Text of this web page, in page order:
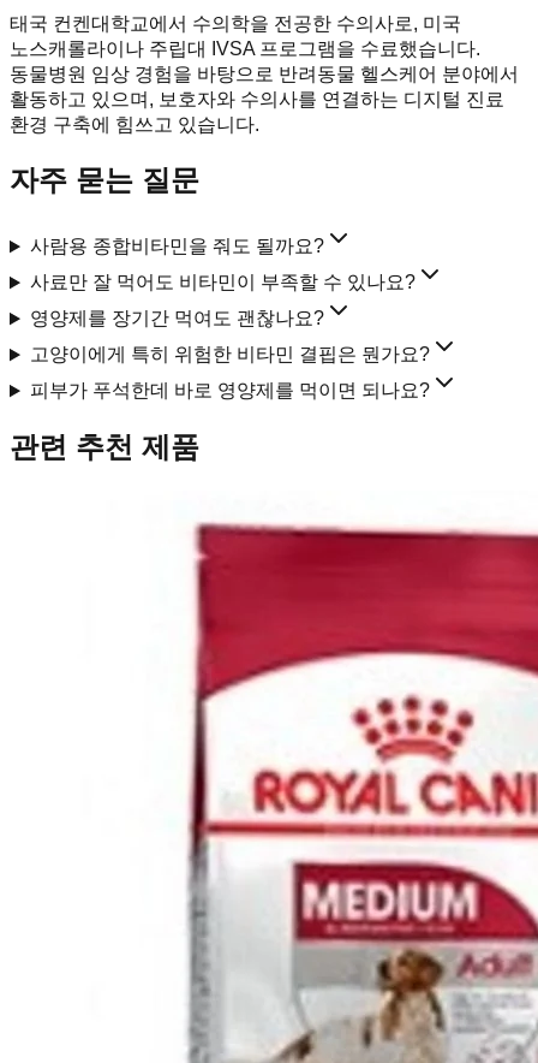
태국 컨켄대학교에서 수의학을 전공한 수의사로, 미국
노스캐롤라이나 주립대 IVSA 프로그램을 수료했습니다.
동물병원 임상 경험을 바탕으로 반려동물 헬스케어 분야에서
활동하고 있으며, 보호자와 수의사를 연결하는 디지털 진료
환경 구축에 힘쓰고 있습니다.
자주 묻는 질문
사람용 종합비타민을 줘도 될까요?
사료만 잘 먹어도 비타민이 부족할 수 있나요?
영양제를 장기간 먹여도 괜찮나요?
고양이에게 특히 위험한 비타민 결핍은 뭔가요?
피부가 푸석한데 바로 영양제를 먹이면 되나요?
관련 추천 제품